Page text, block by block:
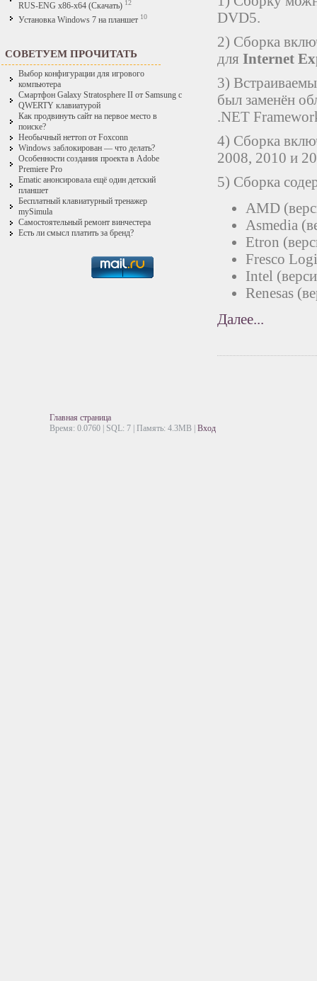
RUS-ENG x86-x64 (Скачать) 12
Установка Windows 7 на планшет 10
СОВЕТУЕМ ПРОЧИТАТЬ
Выбор конфигурации для игрового
компьютера
Смартфон Galaxy Stratosphere II от Samsung с
QWERTY клавиатурой
Как продвинуть сайт на первое место в
поиске?
Необычный неттоп от Foxconn
Windows заблокирован — что делать?
Особенности создания проекта в Adobe
Premiere Pro
Ematic анонсировала ещё один детский
планшет
Бесплатный клавиатурный тренажер
mySimula
Самостоятельный ремонт винчестера
Есть ли смысл платить за бренд?
DVD5.
2) Сборка
для Internet
3)
был заменён
.NET
4) Сборка
2008, 2010 и
5) Сборка
AMD
Asmedia
Etron
Fresco
Intel
Renesas
Далее...
Главная страница
Время: 0.0760 | SQL: 7 | Память: 4.3MB Вход